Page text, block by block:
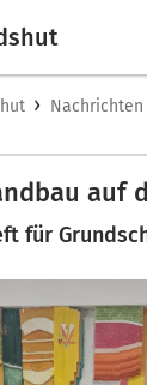
› Nachrichten
auf
für